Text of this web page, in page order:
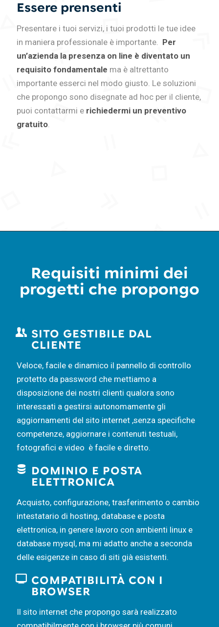
Essere prensenti
Presentare i tuoi servizi, i tuoi prodotti le tue idee
in maniera professionale è importante.
Per
un’azienda la presenza on line è diventato un
requisito fondamentale ma è altrettanto
importante esserci nel modo giusto. Le soluzioni
che propongo sono disegnate ad hoc per il cliente,
puoi contattarmi erichiedermi un preventivo
gratuito.
Requisiti minimi dei
progetti che propongo
SITO GESTIBILE DAL
CLIENTE
Veloce, facile e dinamico il pannello di controllo
protetto da password che mettiamo a
disposizione dei nostri clienti qualora sono
interessati a gestirsi autonomamente gli
aggiornamenti del sito internet ,senza specifiche
competenze, aggiornare i contenuti testuali,
fotografici e video è facile e diretto.
DOMINIO E POSTA
ELETTRONICA
Acquisto, configurazione, trasferimento o cambio
intestatario di hosting, database e posta
elettronica, in genere lavoro con ambienti linux e
database mysql, ma mi adatto anche a seconda
delle esigenze in caso di siti già esistenti.
COMPATIBILITÀ CON I
BROWSER
Il sito internet che propongo sarà realizzato